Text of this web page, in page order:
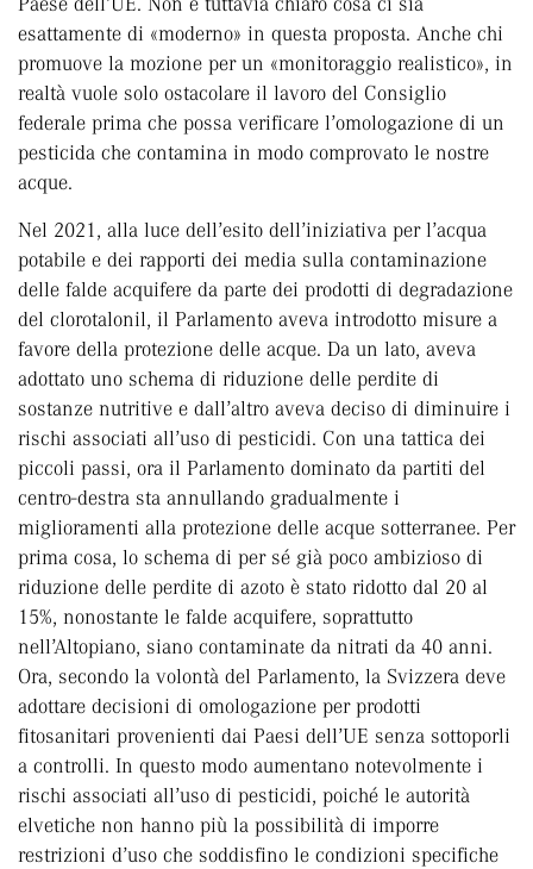
esattamente di «moderno» in questa proposta. Anche chi
promuove la mozione per un «monitoraggio realistico», in
realtà vuole solo ostacolare il lavoro del Consiglio
federale prima che possa verificare l’omologazione di un
pesticida che contamina in modo comprovato le nostre
acque.
Nel 2021, alla luce dell’esito dell’iniziativa per l’acqua
potabile e dei rapporti dei media sulla contaminazione
delle falde acquifere da parte dei prodotti di degradazione
del clorotalonil, il Parlamento aveva introdotto misure a
favore della protezione delle acque. Da un lato, aveva
adottato uno schema di riduzione delle perdite di
sostanze nutritive e dall’altro aveva deciso di diminuire i
rischi associati all’uso di pesticidi. Con una tattica dei
piccoli passi, ora il Parlamento dominato da partiti del
centro-destra sta annullando gradualmente i
miglioramenti alla protezione delle acque sotterranee. Per
prima cosa, lo schema di per sé già poco ambizioso di
riduzione delle perdite di azoto è stato ridotto dal 20 al
15%, nonostante le falde acquifere, soprattutto
nell’Altopiano, siano contaminate da nitrati da 40 anni.
Ora, secondo la volontà del Parlamento, la Svizzera deve
adottare decisioni di omologazione per prodotti
fitosanitari provenienti dai Paesi dell’UE senza sottoporli
a controlli. In questo modo aumentano notevolmente i
rischi associati all’uso di pesticidi, poiché le autorità
elvetiche non hanno più la possibilità di imporre
restrizioni d’uso che soddisfino le condizioni specifiche